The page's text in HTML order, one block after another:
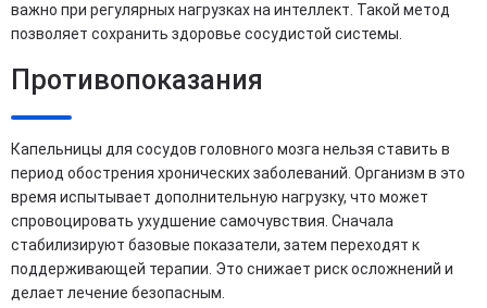
важно при регулярных нагрузках на интеллект. Такой метод
позволяет сохранить здоровье сосудистой системы.
Противопоказания
Капельницы для сосудов головного мозга нельзя ставить в
период обострения хронических заболеваний. Организм в это
время испытывает дополнительную нагрузку, что может
спровоцировать ухудшение самочувствия. Сначала
стабилизируют базовые показатели, затем переходят к
поддерживающей терапии. Это снижает риск осложнений и
делает лечение безопасным.